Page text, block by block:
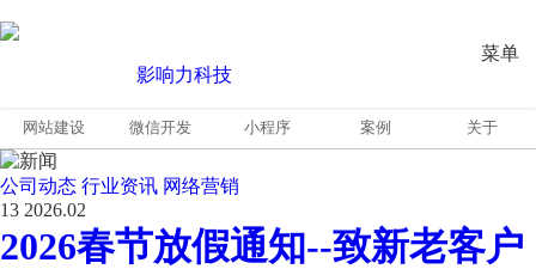
菜单
网站建设 微信开发 小程序 案例 关于
公司动态 行业资讯 网络营销
13 2026.02
2026春节放假通知--致新老客户